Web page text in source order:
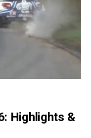
Highlights &